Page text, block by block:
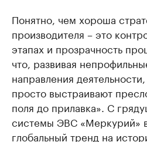
Понятно, чем хороша
производителя – это
этапах и прозрачность
что, развивая
направления
просто выстраивают
поля до прилавка». С
системы ЭВС «Меркурий»
глобальный тренд на